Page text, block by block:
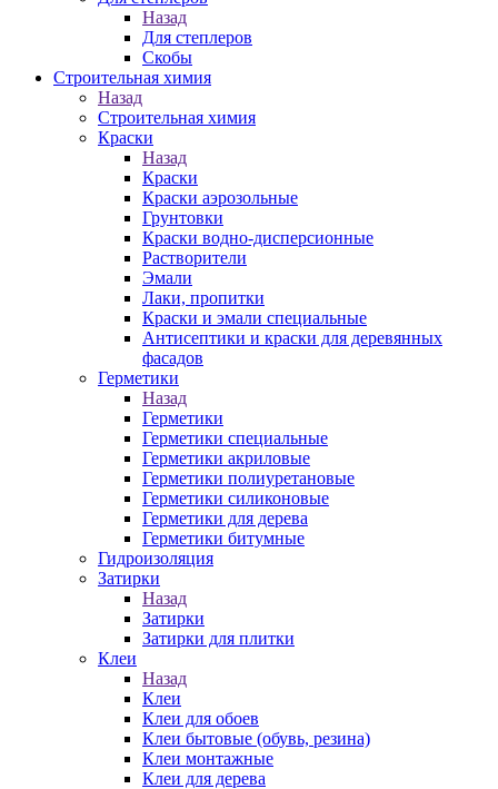
Назад
Для степлеров
Скобы
Строительная химия
Назад
Строительная химия
Краски
Назад
Краски
Краски аэрозольные
Грунтовки
Краски водно-дисперсионные
Растворители
Эмали
Лаки, пропитки
Краски и эмали специальные
Антисептики и краски для деревянных
фасадов
Герметики
Назад
Герметики
Герметики специальные
Герметики акриловые
Герметики полиуретановые
Герметики силиконовые
Герметики для дерева
Герметики битумные
Гидроизоляция
Затирки
Назад
Затирки
Затирки для плитки
Клеи
Назад
Клеи
Клеи для обоев
Клеи бытовые (обувь, резина)
Клеи монтажные
Клеи для дерева